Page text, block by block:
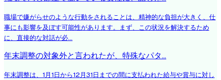
職場で嫌がらせのような行動をされることは、精神的な負担が大きく、仕
事にも影響を及ぼす可能性があります。まず、この状況を解決するため
に、直接的な対話が必...
年末調整の対象外と言われたが、特殊なパタ...
年末調整は、1月1日から12月31日までの間に支払われた給与や賞与に対し